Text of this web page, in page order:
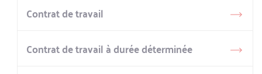
Contrat de travail
Contrat de travail à durée déterminée